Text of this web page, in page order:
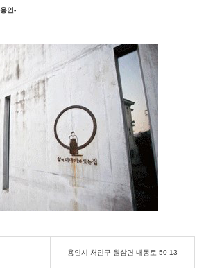
인-
용인시 처인구 원삼면 내동로 50-13